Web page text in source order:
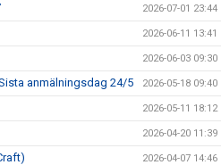
2026-07-01 23:44
2026-06-11 13:41
2026-06-03 09:30
anmälningsdag 24/5 2026-05-18 09:40
2026-05-11 18:12
2026-04-20 11:39
2026-04-07 14:46